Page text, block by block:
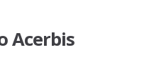
Acerbis